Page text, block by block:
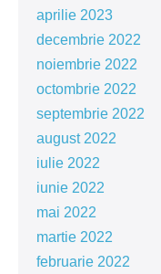
aprilie 2023
decembrie 2022
noiembrie 2022
octombrie 2022
septembrie 2022
august 2022
iulie 2022
iunie 2022
mai 2022
martie 2022
februarie 2022